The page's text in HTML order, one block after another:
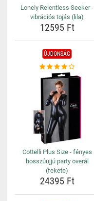
Lonely Relentless Seeker -
vibrációs tojás (lila)
12595 Ft
ÚJDONSÁG
Cottelli Plus Size - fényes
hosszúujjú party overál
(fekete)
24395 Ft